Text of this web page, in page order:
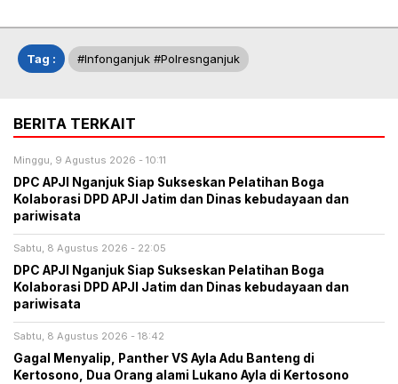
Tag : #infonganjuk #polresnganjuk
BERITA TERKAIT
Minggu, 9 Agustus 2026 - 10:11
DPC APJI Nganjuk Siap Sukseskan Pelatihan Boga
Kolaborasi DPD APJI Jatim dan Dinas kebudayaan dan
pariwisata
Sabtu, 8 Agustus 2026 - 22:05
DPC APJI Nganjuk Siap Sukseskan Pelatihan Boga
Kolaborasi DPD APJI Jatim dan Dinas kebudayaan dan
pariwisata
Sabtu, 8 Agustus 2026 - 18:42
Gagal Menyalip, Panther VS Ayla Adu Banteng di
Kertosono, Dua Orang alami Lukano Ayla di Kertosono